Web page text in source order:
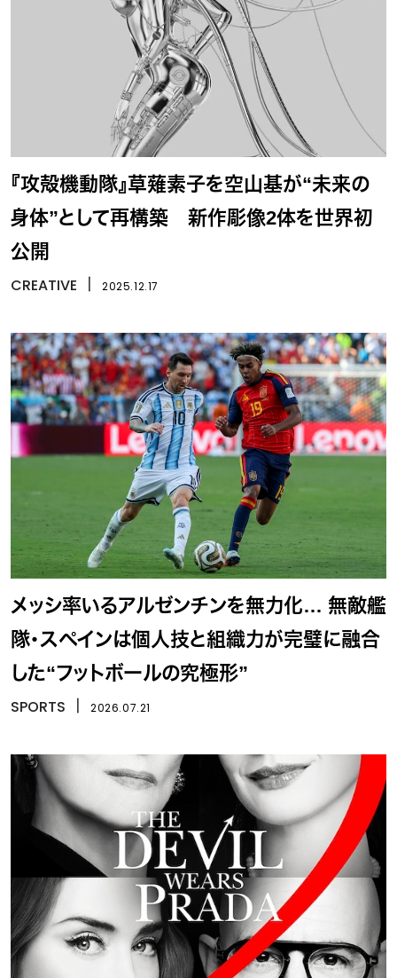
『攻殻機動隊』草薙素子を空山基が“未来の
身体”として再構築 新作彫像2体を世界初
公開
CREATIVE 2025.12.17
メッシ率いるアルゼンチンを無力化… 無敵艦
隊・スペインは個人技と組織力が完璧に融合
した“フットボールの究極形”
SPORTS 2026.07.21